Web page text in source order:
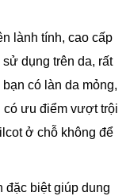
lành tính, cao cấp
dụng trên da, rất
có làn da mỏng,
có ưu điểm vượt trội
ở chỗ không để
đặc biệt giúp dung